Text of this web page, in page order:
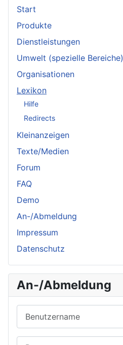
Start
Produkte
Dienstleistungen
Umwelt (spezielle Bereiche)
Organisationen
Lexikon
Hilfe
Redirects
Kleinanzeigen
Texte/Medien
Forum
FAQ
Demo
An-/Abmeldung
Impressum
Datenschutz
An-/Abmeldung